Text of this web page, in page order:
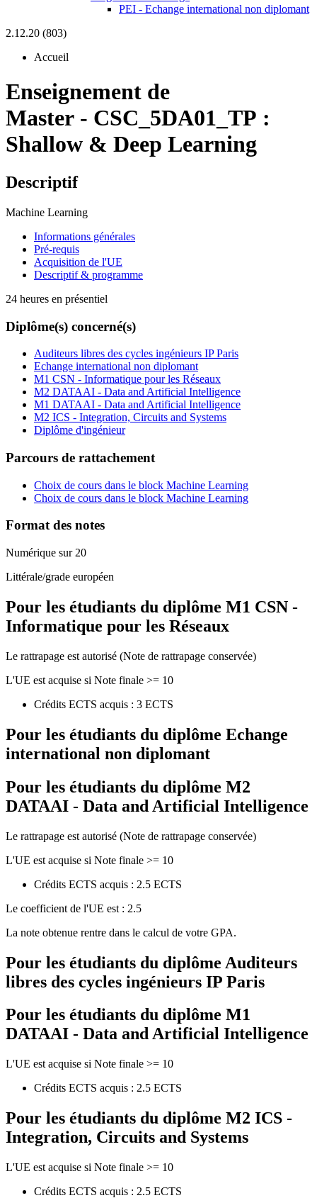
PEI - Echange international non diplomant
2.12.20 (803)
Accueil
Enseignement de
Master - CSC_5DA01_TP :
Shallow & Deep Learning
Descriptif
Machine Learning
Informations générales
Pré-requis
Acquisition de l'UE
Descriptif & programme
24 heures en présentiel
Diplôme(s) concerné(s)
Auditeurs libres des cycles ingénieurs IP Paris
Echange international non diplomant
M1 CSN - Informatique pour les Réseaux
M2 DATAAI - Data and Artificial Intelligence
M1 DATAAI - Data and Artificial Intelligence
M2 ICS - Integration, Circuits and Systems
Diplôme d'ingénieur
Parcours de rattachement
Choix de cours dans le block Machine Learning
Choix de cours dans le block Machine Learning
Format des notes
Numérique sur 20
Littérale/grade européen
Pour les étudiants du diplôme M1 CSN -
Informatique pour les Réseaux
Le rattrapage est autorisé (Note de rattrapage conservée)
L'UE est acquise si Note finale >= 10
Crédits ECTS acquis : 3 ECTS
Pour les étudiants du diplôme Echange
international non diplomant
Pour les étudiants du diplôme M2
DATAAI - Data and Artificial Intelligence
Le rattrapage est autorisé (Note de rattrapage conservée)
L'UE est acquise si Note finale >= 10
Crédits ECTS acquis : 2.5 ECTS
Le coefficient de l'UE est : 2.5
La note obtenue rentre dans le calcul de votre GPA.
Pour les étudiants du diplôme Auditeurs
libres des cycles ingénieurs IP Paris
Pour les étudiants du diplôme M1
DATAAI - Data and Artificial Intelligence
L'UE est acquise si Note finale >= 10
Crédits ECTS acquis : 2.5 ECTS
Pour les étudiants du diplôme M2 ICS -
Integration, Circuits and Systems
L'UE est acquise si Note finale >= 10
Crédits ECTS acquis : 2.5 ECTS